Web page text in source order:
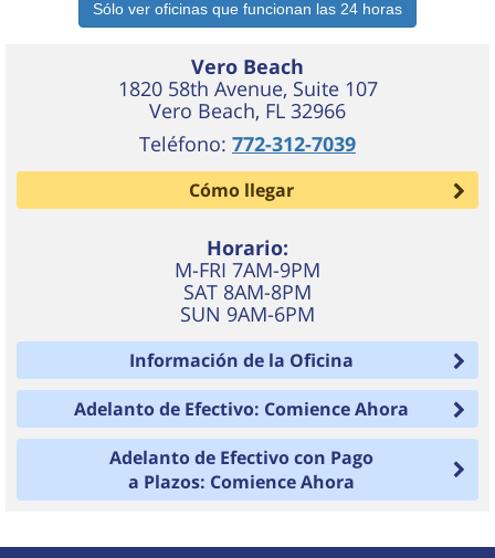
Vero Beach
1820 58th Avenue, Suite 107
Vero Beach, FL 32966
Teléfono: 772-312-7039
Cómo llegar
Horario:
M-FRI 7AM-9PM
SAT 8AM-8PM
SUN 9AM-6PM
Información de la Oficina
Adelanto de Efectivo: Comience Ahora
Adelanto de Efectivo con Pago
a Plazos: Comience Ahora